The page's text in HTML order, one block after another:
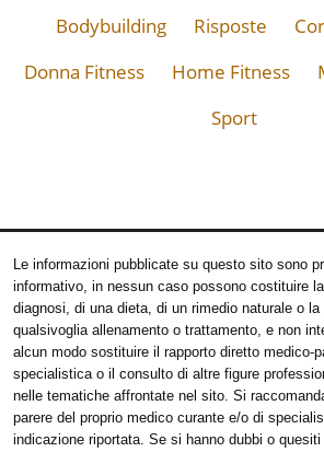
Bodybuilding
Risposte
Donna Fitness
Home Fitness
Sport
Le informazioni pubblicate su questo sito sono
informativo, in nessun caso possono costituire
diagnosi, di una dieta, di un rimedio naturale o
qualsivoglia allenamento o trattamento, e non
alcun modo sostituire il rapporto diretto medico-
specialistica o il consulto di altre figure
nelle tematiche affrontate nel sito. Si
parere del proprio medico curante e/o di
indicazione riportata. Se si hanno dubbi o